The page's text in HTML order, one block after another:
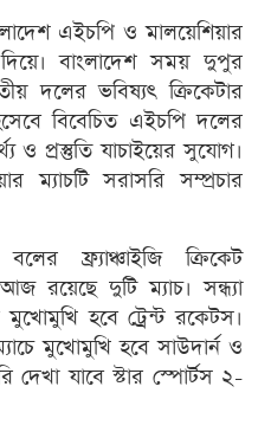
এইচপি ও মালয়েশিয়ার
বাংলাদেশ সময় দুপুর
দলের ভবিষ্যৎ ক্রিকেটার
বিবেচিত এইচপি দলের
ও প্রস্তুতি যাচাইয়ের সুযোগ।
ম্যাচটি সরাসরি সম্প্রচার
ফ্র্যাঞ্চাইজি ক্রিকেট
রয়েছে দুটি ম্যাচ। সন্ধ্যা
হবে ট্রেন্ট রকেটস।
মুখোমুখি হবে সাউদার্ন ও
দেখা যাবে স্টার স্পোর্টস ২-